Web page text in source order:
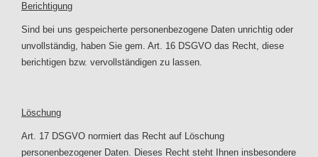
Berichtigung
Sind bei uns gespeicherte personenbezogene Daten unrichtig oder
unvollständig, haben Sie gem. Art. 16 DSGVO das Recht, diese
berichtigen bzw. vervollständigen zu lassen.
Löschung
Art. 17 DSGVO normiert das Recht auf Löschung
personenbezogener Daten. Dieses Recht steht Ihnen insbesondere